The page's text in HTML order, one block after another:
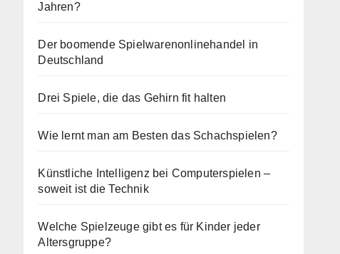
Jahren?
Der boomende Spielwarenonlinehandel in
Deutschland
Drei Spiele, die das Gehirn fit halten
Wie lernt man am Besten das Schachspielen?
Künstliche Intelligenz bei Computerspielen –
soweit ist die Technik
Welche Spielzeuge gibt es für Kinder jeder
Altersgruppe?